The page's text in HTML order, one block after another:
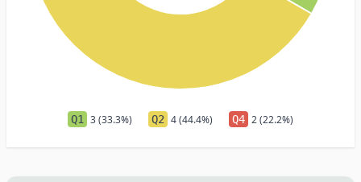
Q1 3 (33.3%) Q2 4 (44.4%) Q4 2 (22.2%)